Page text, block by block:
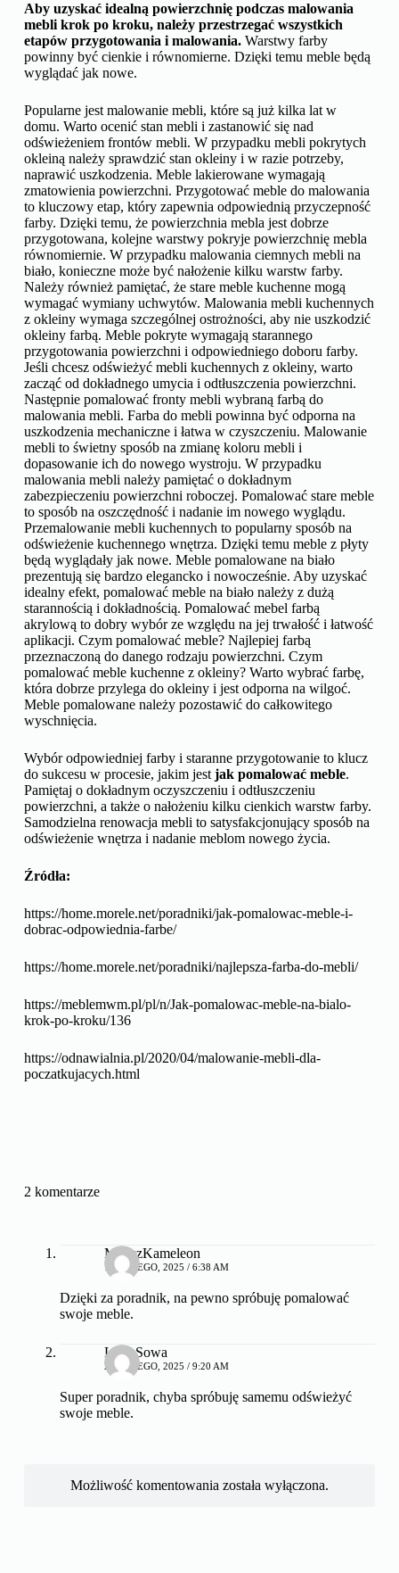
Aby uzyskać idealną powierzchnię podczas malowania
mebli krok po kroku, należy przestrzegać wszystkich
etapów przygotowania i malowania.Warstwy farby
powinny być cienkie i równomierne. Dzięki temu meble będą
wyglądać jak nowe.
Popularne jest malowanie mebli, które są już kilka lat w
domu. Warto ocenić stan mebli i zastanowić się nad
odświeżeniem frontów mebli. W przypadku mebli pokrytych
okleiną należy sprawdzić stan okleiny i w razie potrzeby,
naprawić uszkodzenia. Meble lakierowane wymagają
zmatowienia powierzchni. Przygotować meble do malowania
to kluczowy etap, który zapewnia odpowiednią przyczepność
farby. Dzięki temu, że powierzchnia mebla jest dobrze
przygotowana, kolejne warstwy pokryje powierzchnię mebla
równomiernie. W przypadku malowania ciemnych mebli na
biało, konieczne może być nałożenie kilku warstw farby.
Należy również pamiętać, że stare meble kuchenne mogą
wymagać wymiany uchwytów. Malowania mebli kuchennych
z okleiny wymaga szczególnej ostrożności, aby nie uszkodzić
okleiny farbą. Meble pokryte wymagają starannego
przygotowania powierzchni i odpowiedniego doboru farby.
Jeśli chcesz odświeżyć mebli kuchennych z okleiny, warto
zacząć od dokładnego umycia i odtłuszczenia powierzchni.
Następnie pomalować fronty mebli wybraną farbą do
malowania mebli. Farba do mebli powinna być odporna na
uszkodzenia mechaniczne i łatwa w czyszczeniu. Malowanie
mebli to świetny sposób na zmianę koloru mebli i
dopasowanie ich do nowego wystroju. W przypadku
malowania mebli należy pamiętać o dokładnym
zabezpieczeniu powierzchni roboczej. Pomalować stare meble
to sposób na oszczędność i nadanie im nowego wyglądu.
Przemalowanie mebli kuchennych to popularny sposób na
odświeżenie kuchennego wnętrza. Dzięki temu meble z płyty
będą wyglądały jak nowe. Meble pomalowane na biało
prezentują się bardzo elegancko i nowocześnie. Aby uzyskać
idealny efekt, pomalować meble na biało należy z dużą
starannością i dokładnością. Pomalować mebel farbą
akrylową to dobry wybór ze względu na jej trwałość i łatwość
aplikacji. Czym pomalować meble? Najlepiej farbą
przeznaczoną do danego rodzaju powierzchni. Czym
pomalować meble kuchenne z okleiny? Warto wybrać farbę,
która dobrze przylega do okleiny i jest odporna na wilgoć.
Meble pomalowane należy pozostawić do całkowitego
wyschnięcia.
Wybór odpowiedniej farby i staranne przygotowanie to klucz
do sukcesu w procesie, jakim jestjak pomalować meble.
Pamiętaj o dokładnym oczyszczeniu i odtłuszczeniu
powierzchni, a także o nałożeniu kilku cienkich warstw farby.
Samodzielna renowacja mebli to satysfakcjonujący sposób na
odświeżenie wnętrza i nadanie meblom nowego życia.
Źródła:
https://home.morele.net/poradniki/jak-pomalowac-meble-i-
dobrac-odpowiednia-farbe/
https://home.morele.net/poradniki/najlepsza-farba-do-mebli/
https://meblemwm.pl/pl/n/Jak-pomalowac-meble-na-bialo-
krok-po-kroku/136
https://odnawialnia.pl/2020/04/malowanie-mebli-dla-
poczatkujacych.html
2 komentarze
MiloszKameleon
19 LUTEGO, 2025 / 6:38 AM
Dzięki za poradnik, na pewno spróbuję pomalować
swoje meble.
LisekSowa
20 LUTEGO, 2025 / 9:20 AM
Super poradnik, chyba spróbuję samemu odświeżyć
swoje meble.
Możliwość komentowania została wyłączona.